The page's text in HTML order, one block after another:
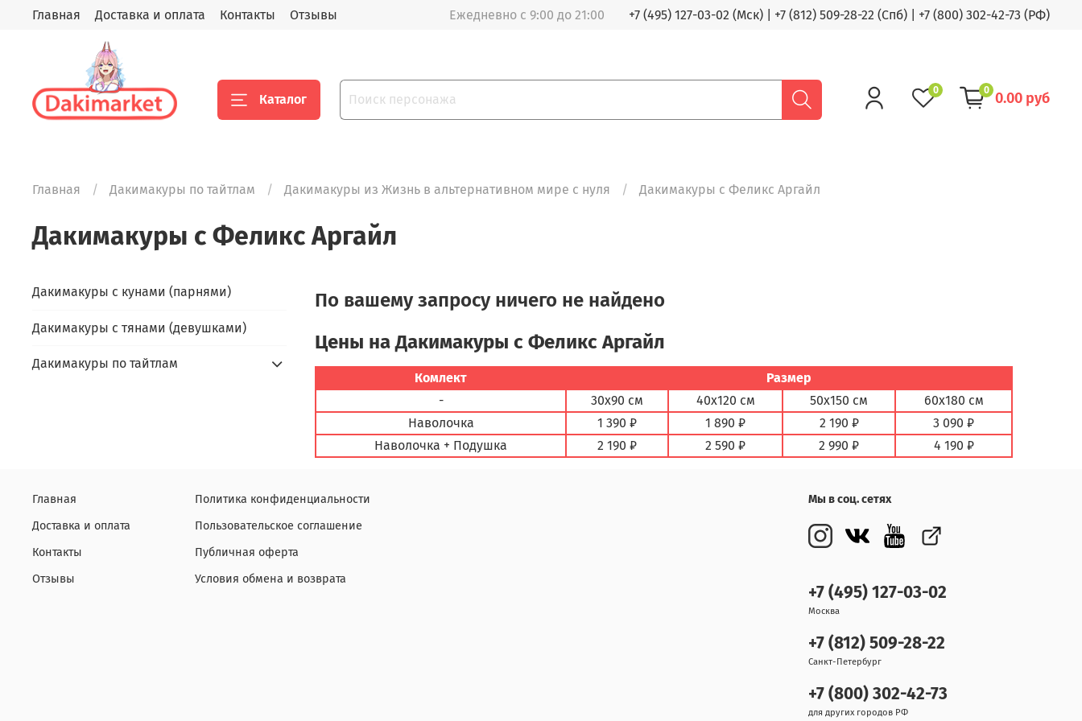
Главная Доставка и оплата Контакты Отзывы Ежедневно с 9:00 до 21:00 +7 (495) 127-03-02 (Мск) +7 (812) 509-28-22 (Спб) +7 (800) 302-42-73 (РФ)
Каталог
0 0 0.00 руб
Главная Дакимакуры по тайтлам Дакимакуры из Жизнь в альтернативном мире с нуля Дакимакуры с Феликс Аргайл
Дакимакуры с Феликс Аргайл
По вашему запросу ничего не найдено
Цены на Дакимакуры с Феликс Аргайл
Комлект
Размер
-
30х90 см 40х120 см 50х150 см
60х180 см
Наволочка
1 390 ₽ 1 890 ₽ 2 190 ₽
3 090 ₽
Наволочка + Подушка
2 190 ₽ 2 590 ₽ 2 990 ₽ 4 190 ₽
Дакимакуры с кунами (парнями)
Дакимакуры с тянами (девушками)
Дакимакуры по тайтлам
Главная
Доставка и оплата
Контакты
Отзывы
Политика конфиденциальности
Пользовательское соглашение
Публичная оферта
Условия обмена и возврата
Мы в соц. сетях
+7 (495) 127-03-02
Москва
+7 (812) 509-28-22
Санкт-Петербург
+7 (800) 302-42-73
для других городов РФ